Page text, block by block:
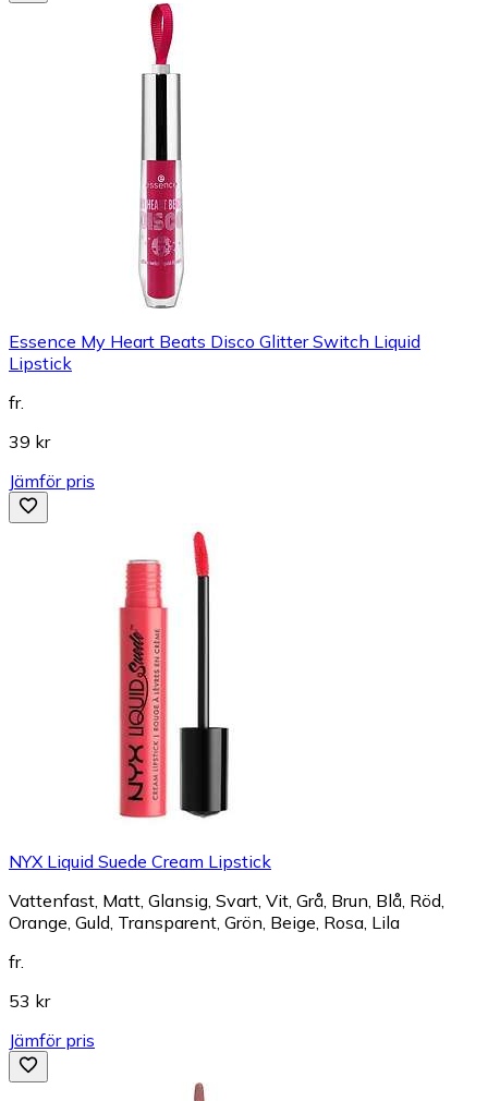
Essence My Heart Beats Disco Glitter Switch Liquid
Lipstick
fr.
39 kr
Jämför pris
NYX Liquid Suede Cream Lipstick
Vattenfast, Matt, Glansig, Svart, Vit, Grå, Brun, Blå, Röd,
Orange, Guld, Transparent, Grön, Beige, Rosa, Lila
fr.
53 kr
Jämför pris